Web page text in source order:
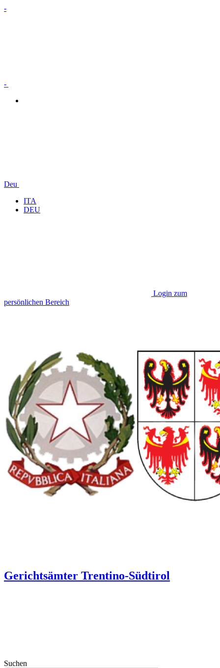
-
-
Deu
ITA
DEU
Login zum
persönlichen Bereich
Gerichtsämter Trentino-Südtirol
Suchen